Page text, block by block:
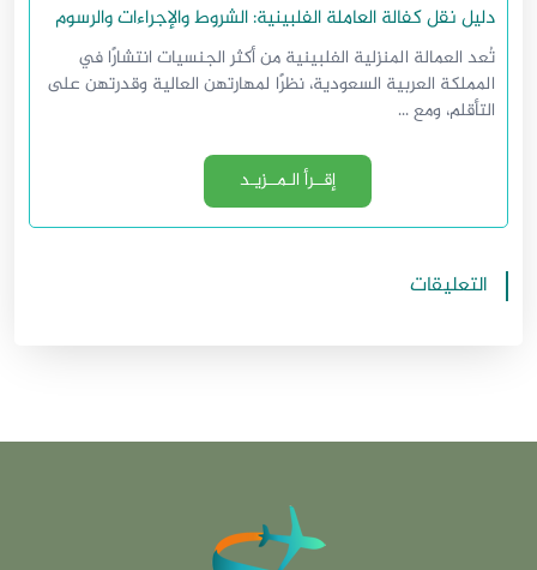
دليل نقل كفالة العاملة الفلبينية: الشروط والإجراءات والرسوم
تُعد العمالة المنزلية الفلبينية من أكثر الجنسيات انتشارًا في
المملكة العربية السعودية، نظرًا لمهارتهن العالية وقدرتهن على
التأقلم، ومع ...
إقــرأ الـمــزيـد
التعليقات